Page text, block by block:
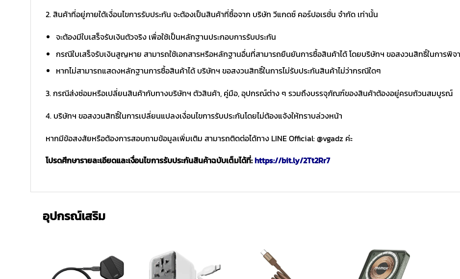
2. สินค้าที่อยู่ภายใต้เงื่อนไขการรับประกัน จะต้องเป็นสินค้าที่ซื้อจาก บริษัท วีแกดซ์ คอร์ปอเรชั่น จำกัด เท่านั้น
จะต้องมีใบเสร็จรับเงินตัวจริง เพื่อใช้เป็นหลักฐานประกอบการรับประกัน
กรณีใบเสร็จรับเงินสูญหาย สามารถใช้เอกสารหรือหลักฐานอื่นที่สามารถยืนยันการซื้อสินค้าได้ โดยบริษัทฯ ขอสงวนสิทธิ์ในการพิจ
หากไม่สามารถแสดงหลักฐานการซื้อสินค้าได้ บริษัทฯ ขอสงวนสิทธิ์ในการไม่รับประกันสินค้าไม่ว่ากรณีใดๆ
3. กรณีส่งซ่อมหรือเปลี่ยนสินค้ากับทางบริษัทฯ ตัวสินค้า, คู่มือ, อุปกรณ์ต่าง ๆ รวมถึงบรรจุภัณฑ์ของสินค้าต้องอยู่ครบถ้วนสมบูรณ์
4. บริษัทฯ ขอสงวนสิทธิ์ในการเปลี่ยนแปลงเงื่อนไขการรับประกันโดยไม่ต้องแจ้งให้ทราบล่วงหน้า
หากมีข้อสงสัยหรือต้องการสอบถามข้อมูลเพิ่มเติม สามารถติดต่อได้ทาง LINE Official: @vgadz ค่ะ
โปรดศึกษารายละเอียดและเงื่อนไขการรับประกันสินค้าฉบับเต็มได้ที่:https://bit.ly/2Tt2Rr7
อุปกรณ์เสริม